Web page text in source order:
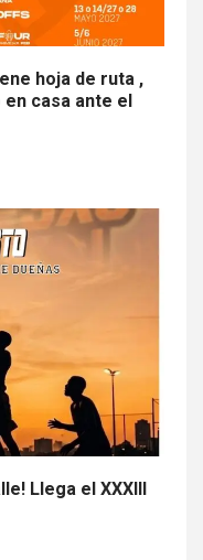
hoja de ruta ,
casa ante el
Llega el XXXIII